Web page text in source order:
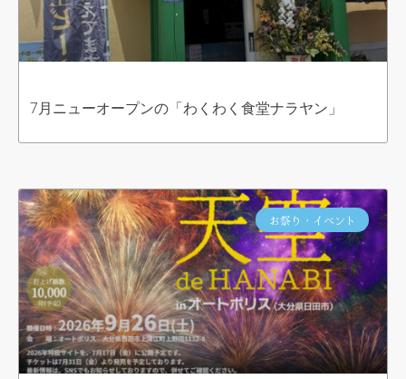
7月ニューオープンの「わくわく食堂ナラヤン」
お祭り・イベント